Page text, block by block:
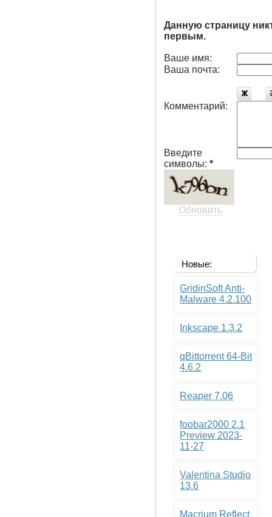
Данную страницу
первым.
Ваше имя:
Ваша почта:
Комментарий:
Введите
символы:*
Обновить
Новые:
GridinSoft Anti-
Malware 4.2.100
Inkscape 1.3.2
qBittorrent 64-Bit
4.6.2
Reaper 7.06
foobar2000 2.1
Preview 2023-
11-27
Valentina Studio
13.6
Macrium Reflect